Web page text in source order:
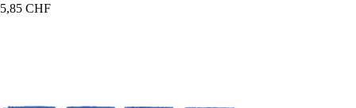
5,85 CHF